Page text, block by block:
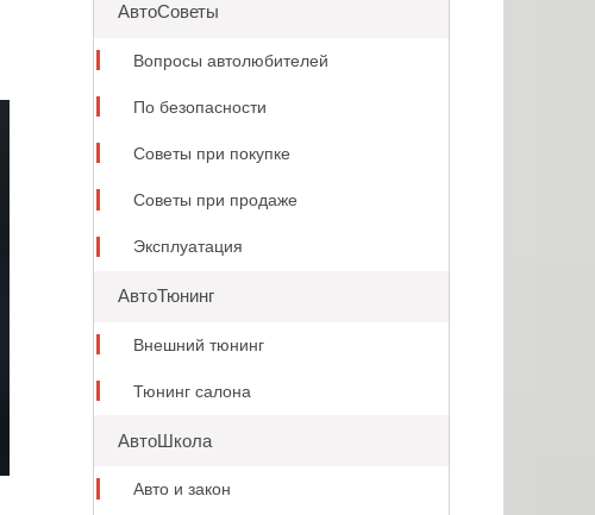
АвтоСоветы
Вопросы автолюбителей
По безопасности
Советы при покупке
Советы при продаже
Эксплуатация
АвтоТюнинг
Внешний тюнинг
Тюнинг салона
АвтоШкола
Авто и закон